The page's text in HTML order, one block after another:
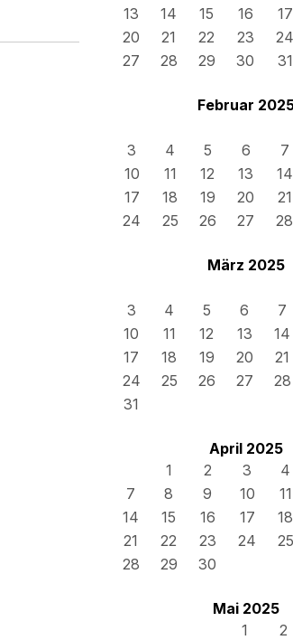
13
14 15 16 17
20
21 22 23 24
27
28 29 30 31
Februar
3
4 5 6 7
10
11 12 13 14
17
18 19 20 21
24
25 26 27 28
März 2025
3
4 5 6 7
10
11 12 13 14
17
18 19 20 21
24
25 26 27 28
31
April 2025
1
2 3 4
7
8 9 10 11
14
15 16 17 18
21
22 23 24 25
28
29 30
Mai 2025
1
2